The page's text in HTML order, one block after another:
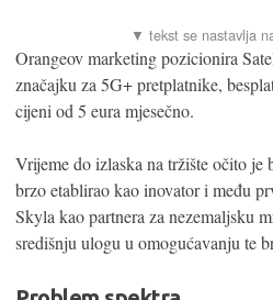
Orangeov marketing pozicionira
značajku za 5G+ pretplatnike,
cijeni od 5 eura mjesečno.
Vrijeme do izlaska na tržište očito
brzo etablirao kao inovator i među
Skyla kao partnera za nezemaljsku
središnju ulogu u omogućavanju te